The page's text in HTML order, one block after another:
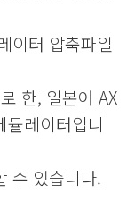
이터 압축파일
한, 일본어 AX
레이터입니
수 있습니다.